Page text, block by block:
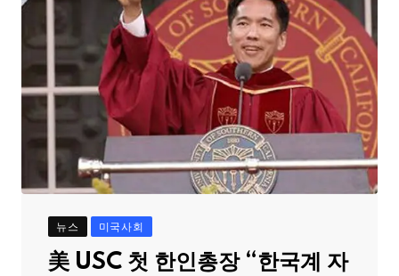
뉴스 미국사회
美 USC 첫 한인총장 “한국계 자